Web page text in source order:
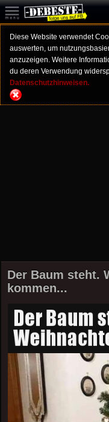
Diese Website verwendet
auswerten, um
anzuzeigen. Weitere
du deren Verwendung
Datenschutzhinweisen.
Der Baum steht.
kommen...